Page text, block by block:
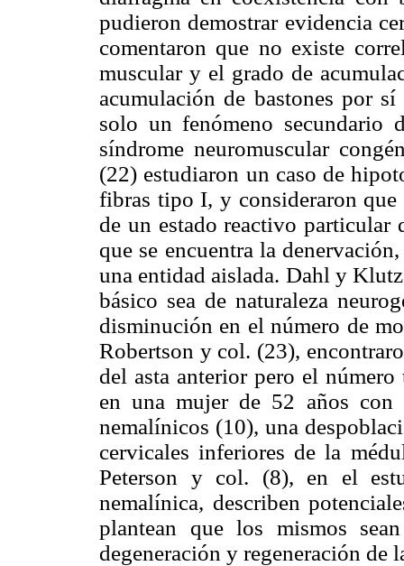
pudieron demostrar evidencia
comentaron que no existe
muscular y el grado de
acumulación de bastones por
solo un fenómeno secundario
síndrome neuromuscular
(22) estudiaron un caso de
fibras tipo I, y consideraron
de un estado reactivo particular
que se encuentra la
una entidad aislada. Dahl y
básico sea de naturaleza
disminución en el número de
Robertson y col. (23),
del asta anterior pero el
en una mujer de 52 años con
nemalínicos (10), una
cervicales inferiores de la
Peterson y col. (8), en el
nemalínica, describen
plantean que los mismos
degeneración y regeneración de